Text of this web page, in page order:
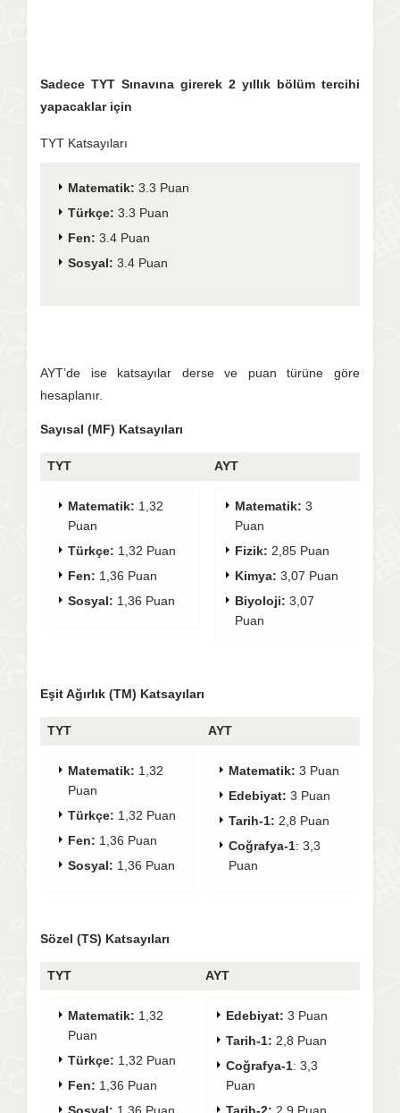
Sadece TYT Sınavına girerek 2 yıllık bölüm tercihi
yapacaklar için
TYT Katsayıları
Matematik: 3.3 Puan
Türkçe: 3.3 Puan
Fen: 3.4 Puan
Sosyal: 3.4 Puan
AYT’de ise katsayılar derse ve puan türüne göre
hesaplanır.
Sayısal (MF) Katsayıları
TYT AYT
Matematik: 1,32
Puan
Türkçe: 1,32 Puan
Fen: 1,36 Puan
Sosyal: 1,36 Puan
Matematik: 3
Puan
Fizik: 2,85 Puan
Kimya: 3,07 Puan
Biyoloji: 3,07
Puan
Eşit Ağırlık (TM) Katsayıları
TYT AYT
Matematik: 1,32
Puan
Türkçe: 1,32 Puan
Fen: 1,36 Puan
Sosyal: 1,36 Puan
Matematik: 3 Puan
Edebiyat: 3 Puan
Tarih-1: 2,8 Puan
Coğrafya-1: 3,3
Puan
Sözel (TS) Katsayıları
TYT AYT
Matematik: 1,32
Puan
Türkçe: 1,32 Puan
Fen: 1,36 Puan
Edebiyat: 3 Puan
Tarih-1: 2,8 Puan
Coğrafya-1: 3,3
Puan